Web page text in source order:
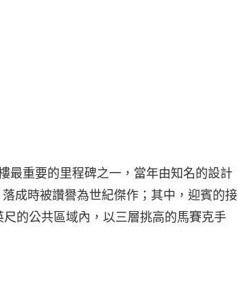
最重要的里程碑之一，當年由知名的設計
成時被讚譽為世紀傑作；其中，迎賓的接
的公共區域內，以三層挑高的馬賽克手